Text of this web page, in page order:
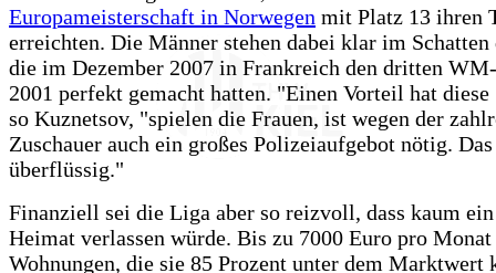
Europameisterschaft in Norwegen mit Platz 13 ihren
erreichten. Die Männer stehen dabei klar im Schatten
die im Dezember 2007 in Frankreich den dritten
2001 perfekt gemacht hatten. "Einen Vorteil hat
so Kuznetsov, "spielen die Frauen, ist wegen der
Zuschauer auch ein großes Polizeiaufgebot nötig.
überflüssig."
Finanziell sei die Liga aber so reizvoll, dass kaum ein
Heimat verlassen würde. Bis zu 7000 Euro pro Monat
Wohnungen, die sie 85 Prozent unter dem Marktwert